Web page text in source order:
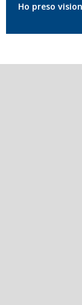
Ho preso